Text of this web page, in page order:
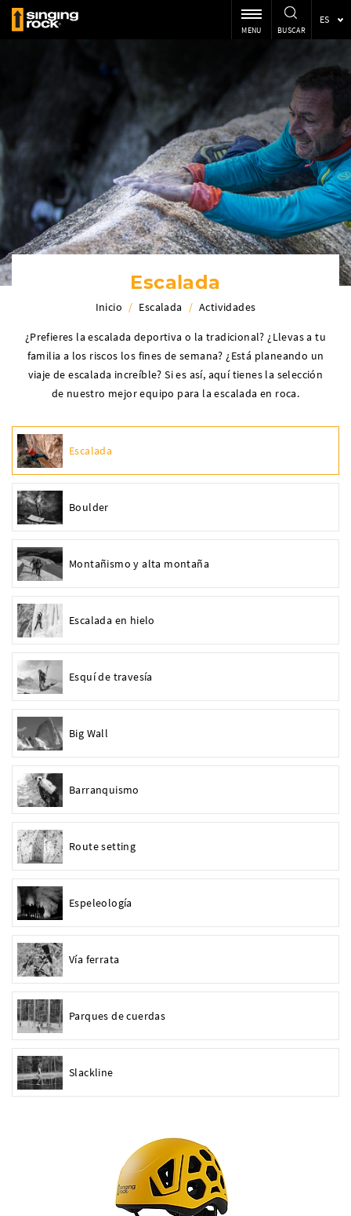
ES
MENU BUSCAR
Escalada
Inicio / Escalada / Actividades
¿Prefieres la escalada deportiva o la tradicional? ¿Llevas a tu
familia a los riscos los fines de semana? ¿Está planeando un
viaje de escalada increíble? Si es así, aquí tienes la selección
de nuestro mejor equipo para la escalada en roca.
Escalada
Boulder
Montañismo y alta montaña
Escalada en hielo
Esquí de travesía
Big Wall
Barranquismo
Route setting
Espeleología
Vía ferrata
Parques de cuerdas
Slackline